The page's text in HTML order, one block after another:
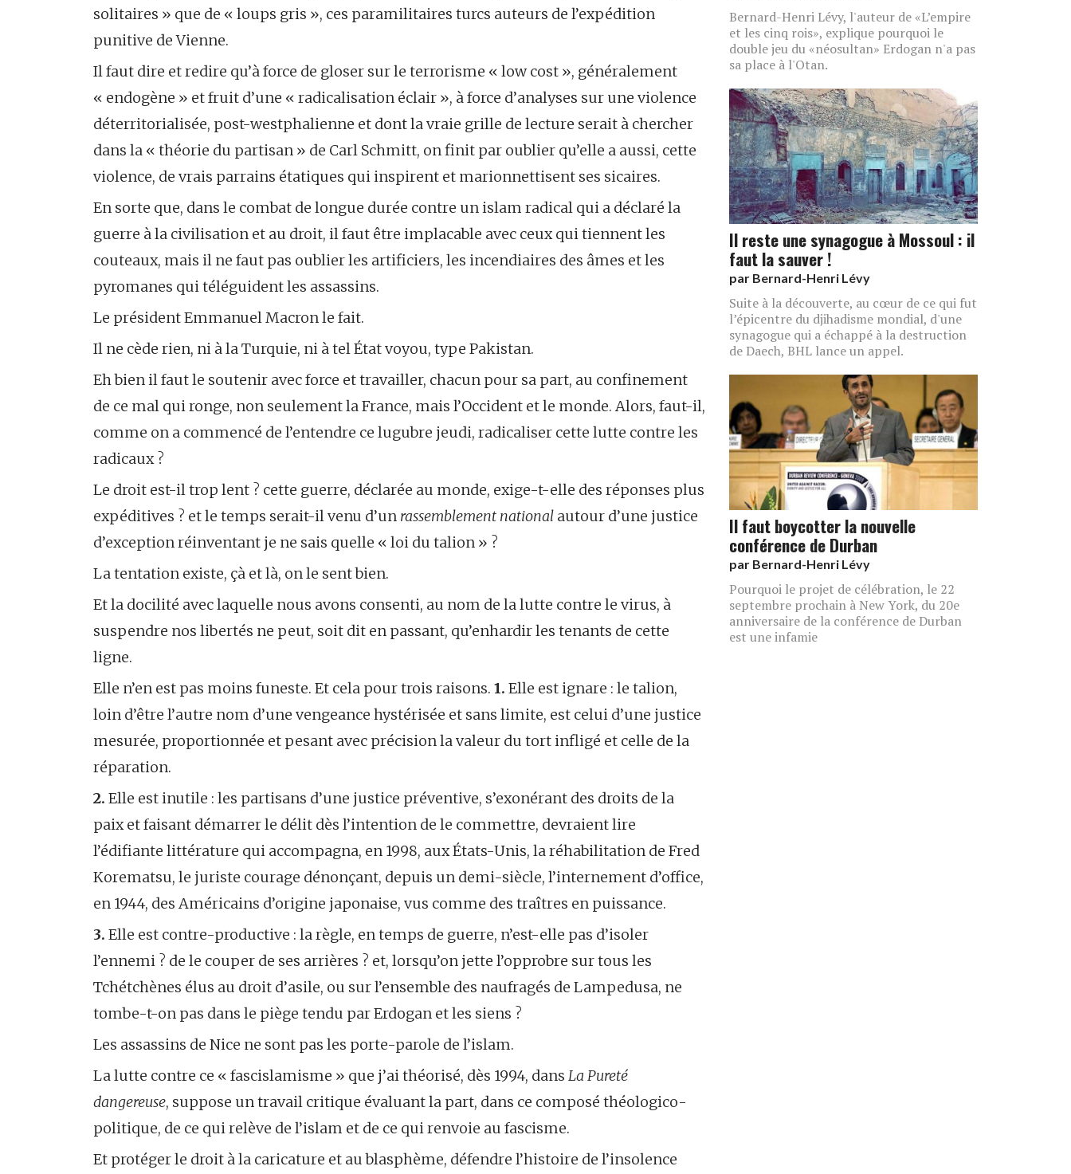
solitaires » que de « loups gris », ces paramilitaires turcs auteurs de l’expédition
punitive de Vienne.
Il faut dire et redire qu’à force de gloser sur le terrorisme « low cost », généralement
« endogène » et fruit d’une « radicalisation éclair », à force d’analyses sur une violence
déterritorialisée, post-westphalienne et dont la vraie grille de lecture serait à chercher
dans la « théorie du partisan » de Carl Schmitt, on finit par oublier qu’elle a aussi, cette
violence, de vrais parrains étatiques qui inspirent et marionnettisent ses sicaires.
En sorte que, dans le combat de longue durée contre un islam radical qui a déclaré la
guerre à la civilisation et au droit, il faut être implacable avec ceux qui tiennent les
couteaux, mais il ne faut pas oublier les artificiers, les incendiaires des âmes et les
pyromanes qui téléguident les assassins.
Le président Emmanuel Macron le fait.
Il ne cède rien, ni à la Turquie, ni à tel État voyou, type Pakistan.
Eh bien il faut le soutenir avec force et travailler, chacun pour sa part, au confinement
de ce mal qui ronge, non seulement la France, mais l’Occident et le monde. Alors, faut-il,
comme on a commencé de l’entendre ce lugubre jeudi, radicaliser cette lutte contre les
radicaux ?
Le droit est-il trop lent ? cette guerre, déclarée au monde, exige-t-elle des réponses plus
expéditives ? et le temps serait-il venu d’un rassemblement national autour d’une justice
d’exception réinventant je ne sais quelle « loi du talion » ?
La tentation existe, çà et là, on le sent bien.
Et la docilité avec laquelle nous avons consenti, au nom de la lutte contre le virus, à
suspendre nos libertés ne peut, soit dit en passant, qu’enhardir les tenants de cette
ligne.
Elle n’en est pas moins funeste. Et cela pour trois raisons. 1. Elle est ignare : le talion,
loin d’être l’autre nom d’une vengeance hystérisée et sans limite, est celui d’une justice
mesurée, proportionnée et pesant avec précision la valeur du tort infligé et celle de la
réparation.
2. Elle est inutile : les partisans d’une justice préventive, s’exonérant des droits de la
paix et faisant démarrer le délit dès l’intention de le commettre, devraient lire
l’édifiante littérature qui accompagna, en 1998, aux États-Unis, la réhabilitation de Fred
Korematsu, le juriste courage dénonçant, depuis un demi-siècle, l’internement d’office,
en 1944, des Américains d’origine japonaise, vus comme des traîtres en puissance.
3. Elle est contre-productive : la règle, en temps de guerre, n’est-elle pas d’isoler
l’ennemi ? de le couper de ses arrières ? et, lorsqu’on jette l’opprobre sur tous les
Tchétchènes élus au droit d’asile, ou sur l’ensemble des naufragés de Lampedusa, ne
tombe-t-on pas dans le piège tendu par Erdogan et les siens ?
Les assassins de Nice ne sont pas les porte-parole de l’islam.
La lutte contre ce « fascislamisme » que j’ai théorisé, dès 1994, dans La Pureté
dangereuse, suppose un travail critique évaluant la part, dans ce composé théologico-
politique, de ce qui relève de l’islam et de ce qui renvoie au fascisme.
Et protéger le droit à la caricature et au blasphème, défendre l’histoire de l’insolence
Bernard-Henri Lévy, l'auteur de «L’empire
et les cinq rois», explique pourquoi le
double jeu du «néosultan» Erdogan n'a pas
sa place à l'Otan.
Il reste une synagogue à Mossoul : il
faut la sauver !
par Bernard-Henri Lévy
Suite à la découverte, au cœur de ce qui fut
l’épicentre du djiha­disme mondial, d'une
synagogue qui a échappé à la destruction
de Daech, BHL lance un appel.
Il faut boycotter la nouvelle
conférence de Durban
par Bernard-Henri Lévy
Pourquoi le projet de célébration, le 22
septembre prochain à New York, du 20e
anniversaire de la conférence de Durban
est une infamie